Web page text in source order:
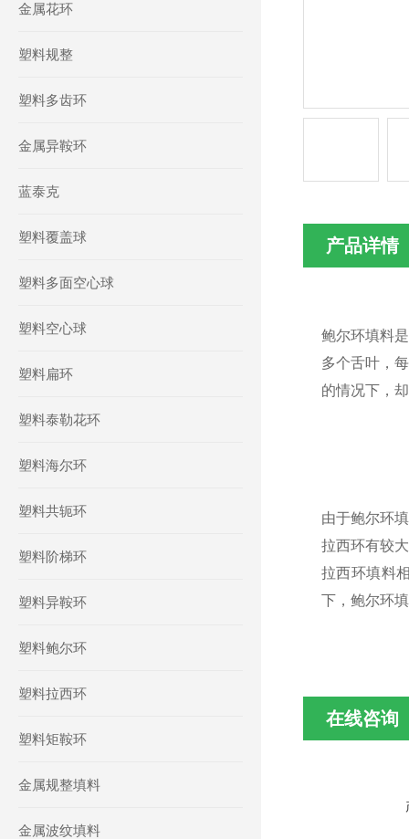
金属花环
塑料规整
塑料多齿环
金属异鞍环
蓝泰克
塑料覆盖球
塑料多面空心球
塑料空心球
塑料扁环
塑料泰勒花环
塑料海尔环
塑料共轭环
塑料阶梯环
塑料异鞍环
塑料鲍尔环
塑料拉西环
塑料矩鞍环
金属规整填料
金属波纹填料
产品详情
鲍尔环填料
多个舌叶，
的情况下，
由于鲍尔环
拉西环有较
拉西环填料
下，鲍尔环
在线咨询